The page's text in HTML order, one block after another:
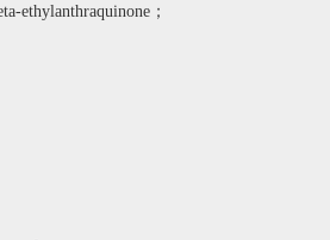
ethylanthraquinone；